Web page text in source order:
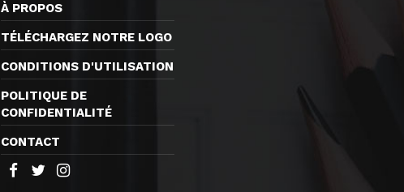
À PROPOS
TÉLÉCHARGEZ NOTRE LOGO
CONDITIONS D'UTILISATION
POLITIQUE DE
CONFIDENTIALITÉ
CONTACT